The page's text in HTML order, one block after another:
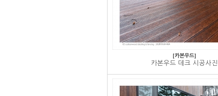
[카본우드]
카본우드 데크 시공사진